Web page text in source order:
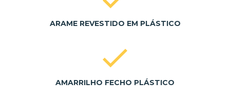
ARAME REVESTIDO EM PLÁSTICO
AMARRILHO FECHO PLÁSTICO